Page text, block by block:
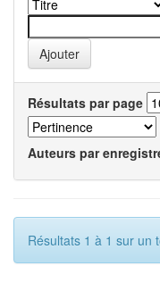
Résultats par page
Auteurs par
Résultats 1 à 1 sur un